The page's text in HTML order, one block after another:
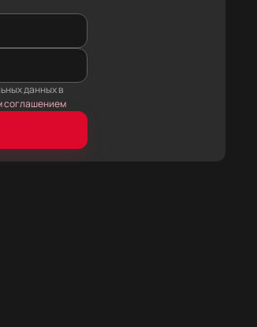
данных в
соглашением